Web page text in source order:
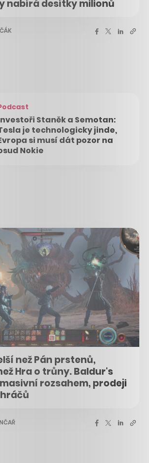
nabírá desítky milionů
Staněk a Semotan:
je technologicky jinde,
si musí dát pozor na
Nokie
než Pán prstenů,
Hra o trůny. Baldur's
rozsahem, prodeji